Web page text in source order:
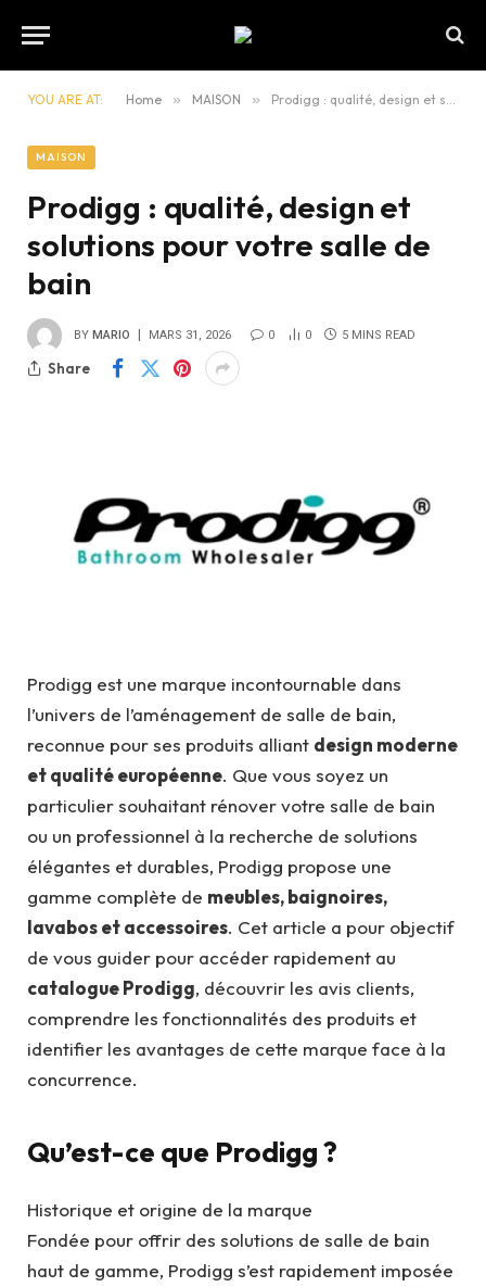
YOU ARE AT: Home » MAISON » Prodigg : qualité, design et solutions pour votre salle de bain
MAISON
Prodigg : qualité, design et
solutions pour votre salle de
bain
BY MARIO MARS 31, 2026 0 0 5 MINS READ
Share
Prodigg est une marque incontournable dans
l’univers de l’aménagement de salle de bain,
reconnue pour ses produits alliant design moderne
et qualité européenne. Que vous soyez un
particulier souhaitant rénover votre salle de bain
ou un professionnel à la recherche de solutions
élégantes et durables, Prodigg propose une
gamme complète de meubles, baignoires,
lavabos et accessoires. Cet article a pour objectif
de vous guider pour accéder rapidement au
catalogue Prodigg, découvrir les avis clients,
comprendre les fonctionnalités des produits et
identifier les avantages de cette marque face à la
concurrence.
Qu’est-ce que Prodigg ?
Historique et origine de la marque
Fondée pour offrir des solutions de salle de bain
haut de gamme, Prodigg s’est rapidement imposée